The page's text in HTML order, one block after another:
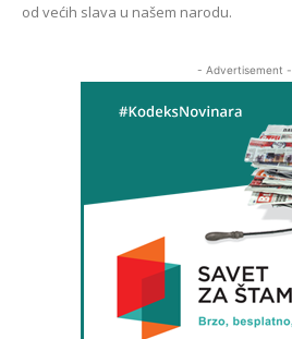
od većih slava u našem narodu.
- Advertisement -